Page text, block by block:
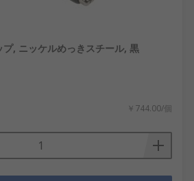
プ, ニッケルめっきスチール, 黒
￥744.00/個